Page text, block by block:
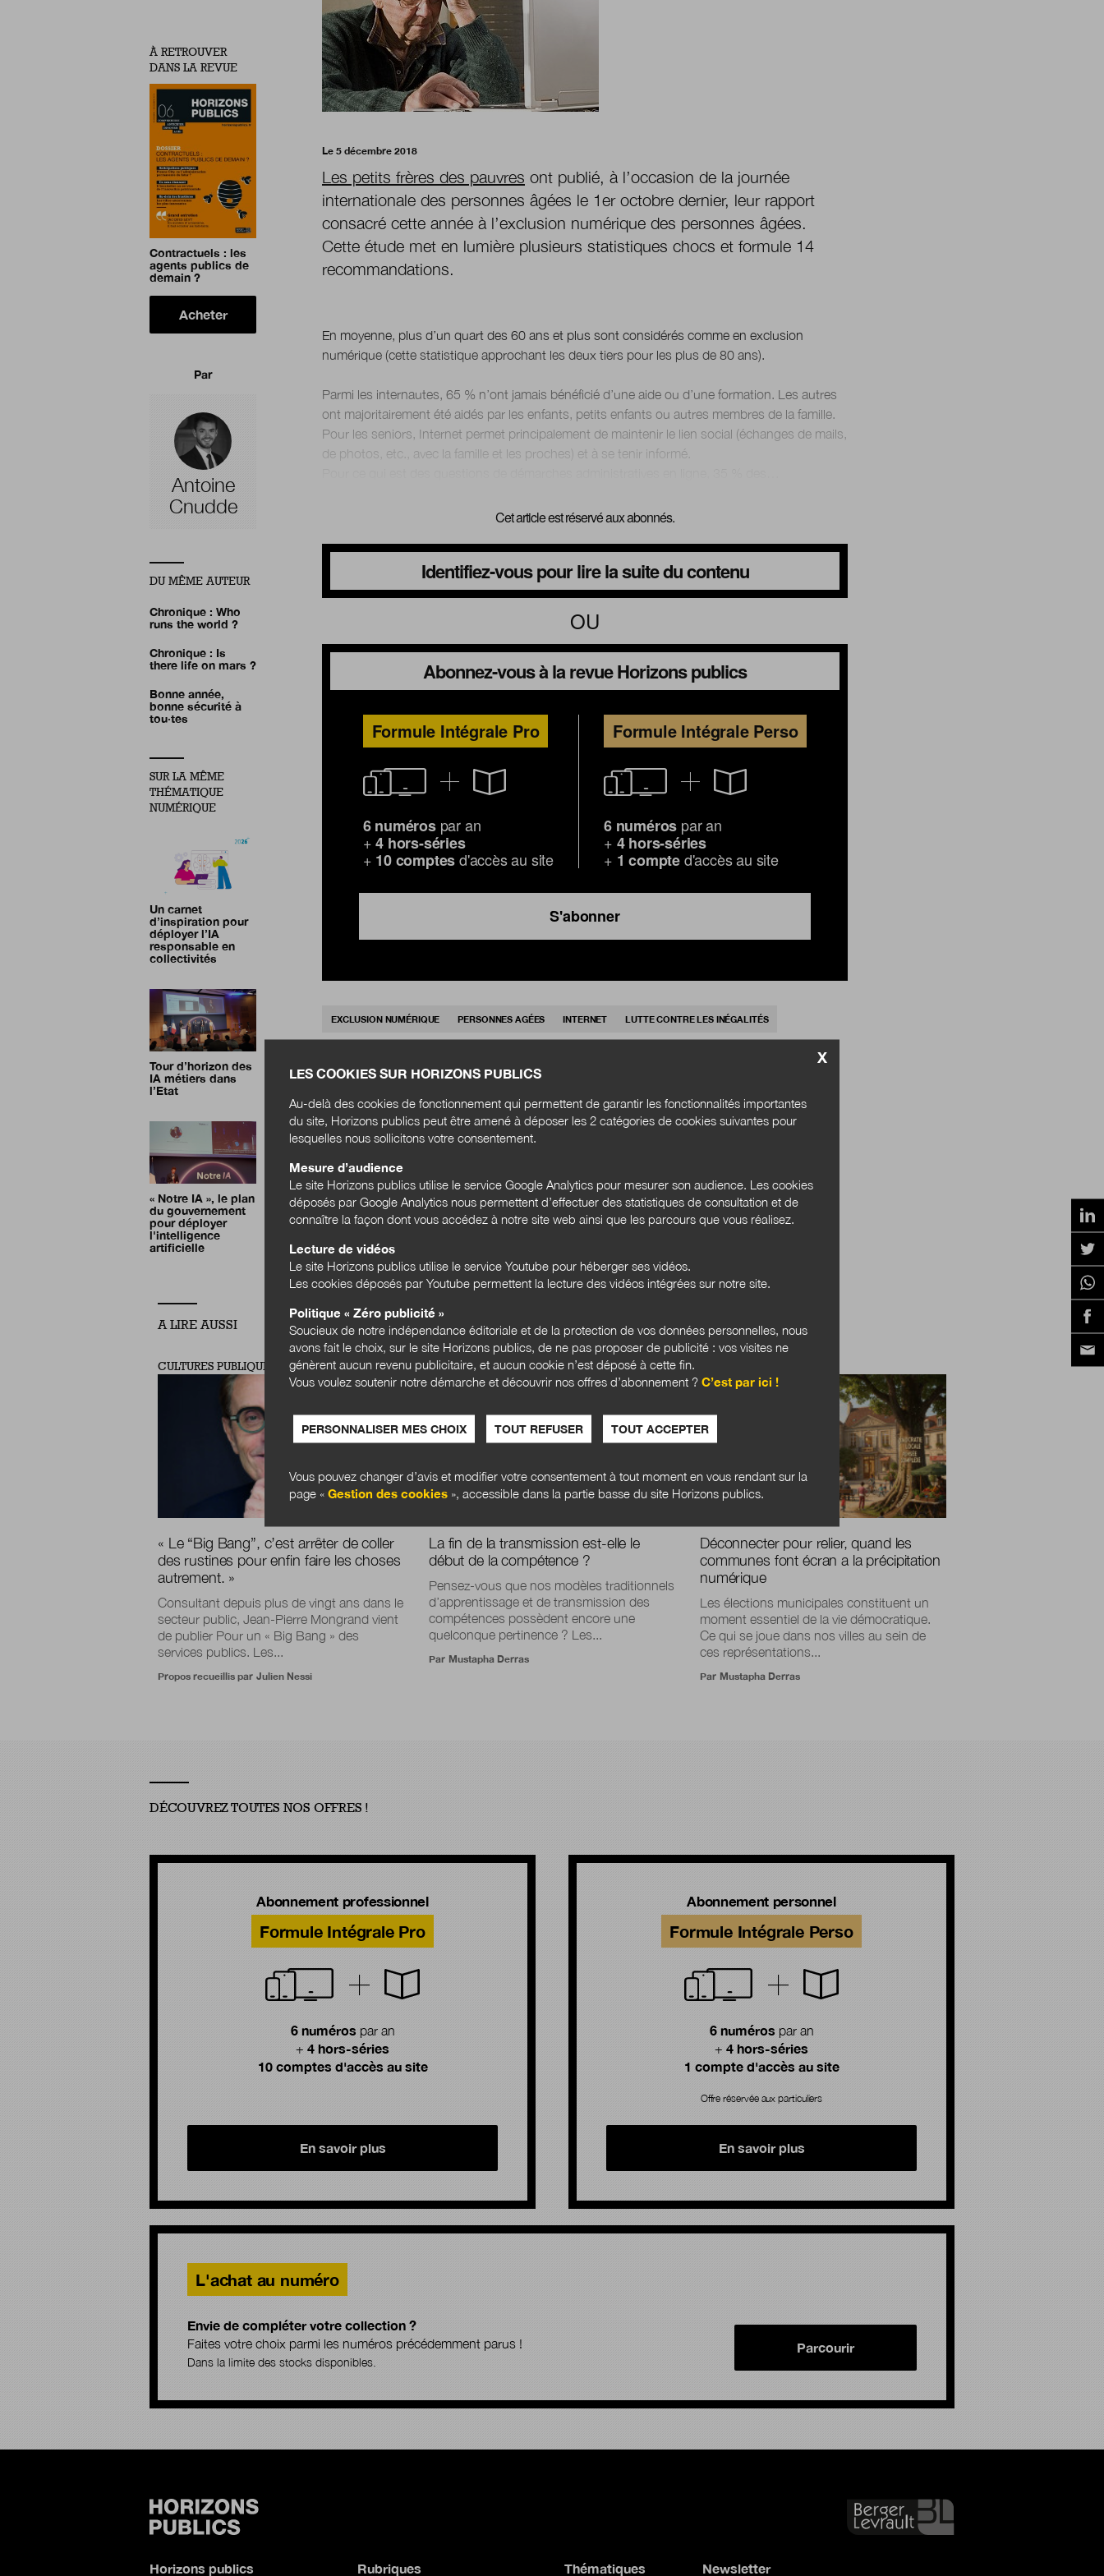
Le 5 décembre 2018
Les petits frères des pauvres ont publié, à l’occasion de la journée
internationale des personnes âgées le 1er octobre dernier, leur rapport
consacré cette année à l’exclusion numérique des personnes âgées.
Cette étude met en lumière plusieurs statistiques chocs et formule 14
recommandations.
En moyenne, plus d’un quart des 60 ans et plus sont considérés comme en exclusion
numérique (cette statistique approchant les deux tiers pour les plus de 80 ans).
Parmi les internautes, 65 % n’ont jamais bénéficié d’une aide ou d’une formation. Les autres
ont majoritairement été aidés par les enfants, petits enfants ou autres membres de la famille.
Pour les seniors, Internet permet principalement de maintenir le lien social (échanges de mails,
de photos, etc., avec la famille et les proches) et à se tenir informé.
Cet article est réservé aux abonnés.
Identifiez-vous pour lire la suite du contenu
OU
Abonnez-vous à la revue Horizons publics
Formule Intégrale Pro
6 numérospar an
+4 hors-séries
+ 10 comptesd'accès au site
Formule Intégrale Perso
6 numéros par an
+ 4 hors-séries
+ 1 compted'accès au site
S'abonner
EXCLUSION NUMÉRIQUE PERSONNES AGÉES INTERNET LUTTE CONTRE LES INÉGALITÉS
À RETROUVER
DANS LA REVUE
Contractuels : les
agents publics de
demain ?
Acheter
Par
Antoine
Cnudde
DU MÊME AUTEUR
Chronique : Who
runs the world ?
Chronique : Is
there life on mars ?
Bonne année,
bonne sécurité à
tou·tes
SUR LA MÊME
THÉMATIQUE
NUMÉRIQUE
Un carnet
d’inspiration pour
déployer l’IA
responsable en
collectivités
Tour d’horizon des
IA métiers dans
l’Etat
« Notre IA », le plan
du gouvernement
pour déployer
l'intelligence
artificielle
A LIRE AUSSI
CULTURES PUBLIQUES
« Le “Big Bang”, c’est arrêter de coller
des rustines pour enfin faire les choses
autrement. »
Consultant depuis plus de vingt ans dans le
secteur public, Jean-Pierre Mongrand vient
de publier Pour un « Big Bang » des
services publics. Les...
Propos recueillis par Julien Nessi
CULTURES PUBLIQUES
La fin de la transmission est-elle le
début de la compétence ?
Pensez-vous que nos modèles traditionnels
d’apprentissage et de transmission des
compétences possèdent encore une
quelconque pertinence ? Les...
Par Mustapha Derras
Déconnecter pour relier, quand les
communes font écran a la précipitation
numérique
Les élections municipales constituent un
moment essentiel de la vie démocratique.
Ce qui se joue dans nos villes au sein de
ces représentations...
Par Mustapha Derras
DÉCOUVREZ TOUTES NOS OFFRES !
Abonnement professionnel
Formule Intégrale Pro
6 numéros par an
+ 4 hors-séries
10 comptes d'accès au site
En savoir plus
Abonnement personnel
Formule Intégrale Perso
6 numéros par an
+ 4 hors-séries
1 compte d'accès au site
Offre réservée aux particuliers
En savoir plus
L'achat au numéro
Envie de compléter votre collection ?
Faites votre choix parmi les numéros précédemment parus !
Dans la limite des stocks disponibles.
Parcourir
Horizons publics Rubriques Thématiques Newsletter
X
LES COOKIES SUR HORIZONS PUBLICS
Au-delà des cookies de fonctionnement qui permettent de garantir les fonctionnalités importantes
du site, Horizons publics peut être amené à déposer les 2 catégories de cookies suivantes pour
lesquelles nous sollicitons votre consentement.
Mesure d’audience
Le site Horizons publics utilise le service Google Analytics pour mesurer son audience. Les cookies
déposés par Google Analytics nous permettent d’effectuer des statistiques de consultation et de
connaître la façon dont vous accédez à notre site web ainsi que les parcours que vous réalisez.
Lecture de vidéos
Le site Horizons publics utilise le service Youtube pour héberger ses vidéos.
Les cookies déposés par Youtube permettent la lecture des vidéos intégrées sur notre site.
Politique « Zéro publicité »
Soucieux de notre indépendance éditoriale et de la protection de vos données personnelles, nous
avons fait le choix, sur le site Horizons publics, de ne pas proposer de publicité : vos visites ne
génèrent aucun revenu publicitaire, et aucun cookie n’est déposé à cette fin.
Vous voulez soutenir notre démarche et découvrir nos offres d’abonnement ? C’est par ici !
PERSONNALISER MES CHOIX TOUT REFUSER TOUT ACCEPTER
Vous pouvez changer d’avis et modifier votre consentement à tout moment en vous rendant sur la
page « Gestion des cookies », accessible dans la partie basse du site Horizons publics.